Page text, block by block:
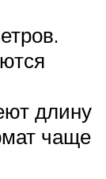
длину
чаще